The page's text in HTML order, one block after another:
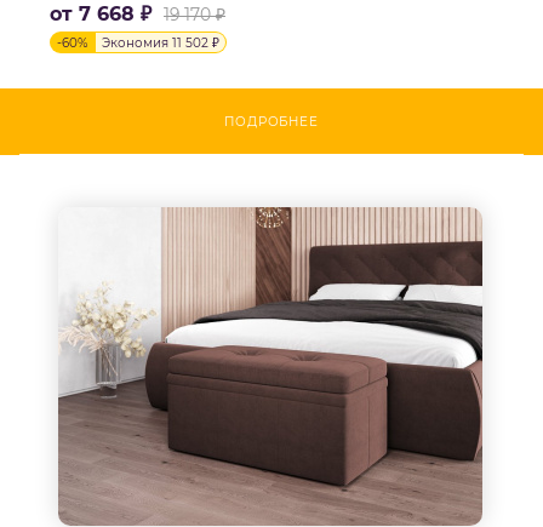
от 7 668 ₽ 19 170 ₽
-60% Экономия 11 502 ₽
ПОДРОБНЕЕ